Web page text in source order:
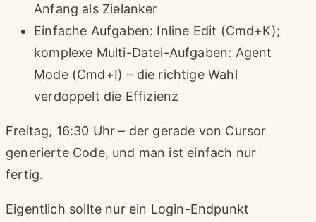
Anfang als Zielanker
Einfache Aufgaben: Inline Edit (Cmd+K);
komplexe Multi-Datei-Aufgaben: Agent
Mode (Cmd+I) – die richtige Wahl
verdoppelt die Effizienz
Freitag, 16:30 Uhr – der gerade von Cursor
generierte Code, und man ist einfach nur
fertig.
Eigentlich sollte nur ein Login-Endpunkt